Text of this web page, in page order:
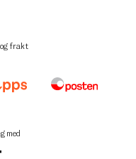
frakt
med